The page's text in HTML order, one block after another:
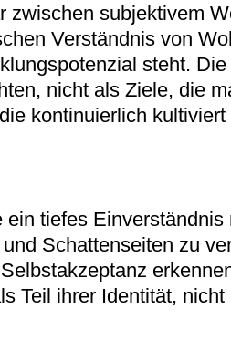
subjektivem
Verständnis von
steht.
nicht als Ziele, die
kontinuierlich
tiefes
Schattenseiten zu
Teil ihrer Identität, nicht